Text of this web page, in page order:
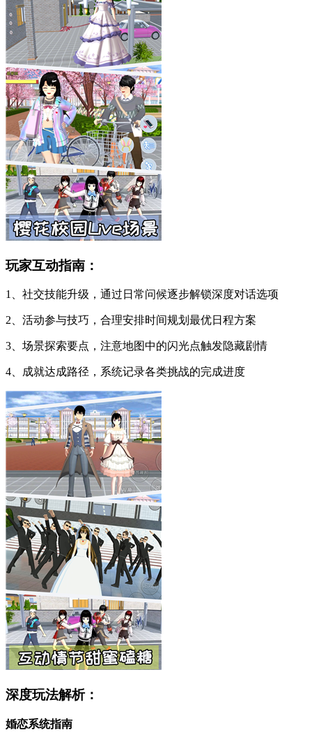
玩家互动指南：
1、社交技能升级，通过日常问候逐步解锁深度对话选项
2、活动参与技巧，合理安排时间规划最优日程方案
3、场景探索要点，注意地图中的闪光点触发隐藏剧情
4、成就达成路径，系统记录各类挑战的完成进度
深度玩法解析：
婚恋系统指南